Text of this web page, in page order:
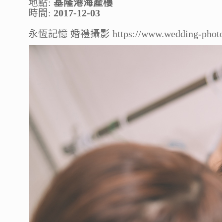
地點: 基隆港海產樓
時間: 2017-12-03
永恆記憶 婚禮攝影 https://www.wedding-